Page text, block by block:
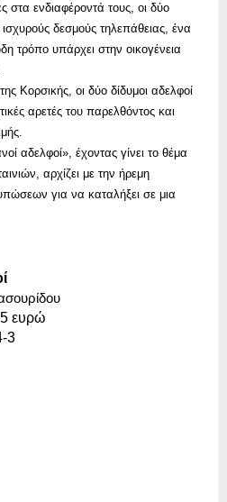
στα ενδιαφέροντά τους, οι δύο
δεσμούς τηλεπάθειας, ένα
τρόπο υπάρχει στην οικογένεια
Κορσικής, οι δύο δίδυμοι αδελφοί
αρετές του παρελθόντος και
αδελφοί», έχοντας γίνει το θέμα
αρχίζει με την ήρεμη
για να καταλήξει σε μια
ευρώ
3